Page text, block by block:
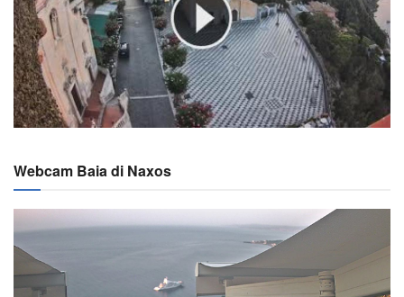
Webcam Baia di Naxos